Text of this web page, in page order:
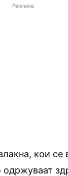
Реклама
кои се